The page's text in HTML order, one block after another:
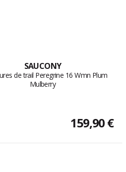
SAUCONY
de trail Peregrine 16 Wmn Plum
Mulberry
159,90 €